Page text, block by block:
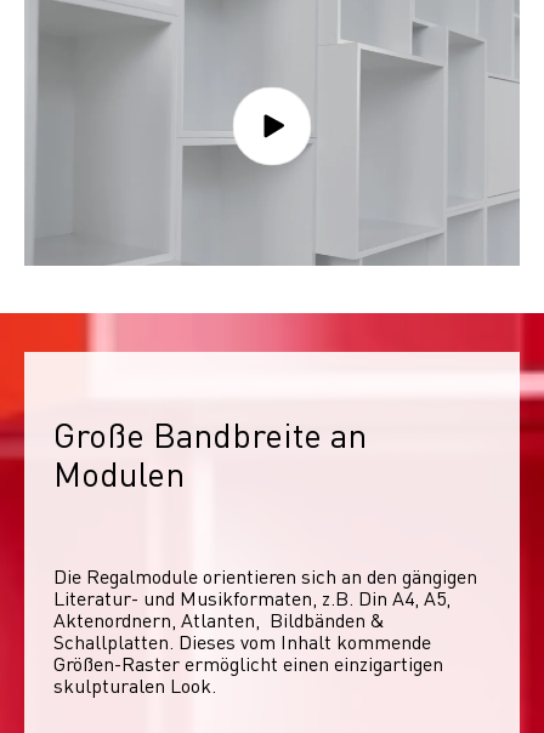
Große Bandbreite an
Modulen
Die Regalmodule orientieren sich an den gängigen
Literatur- und Musikformaten, z.B. Din A4, A5,
Aktenordnern, Atlanten,  Bildbänden &
Schallplatten. Dieses vom Inhalt kommende
Größen-Raster ermöglicht einen einzigartigen
skulpturalen Look.